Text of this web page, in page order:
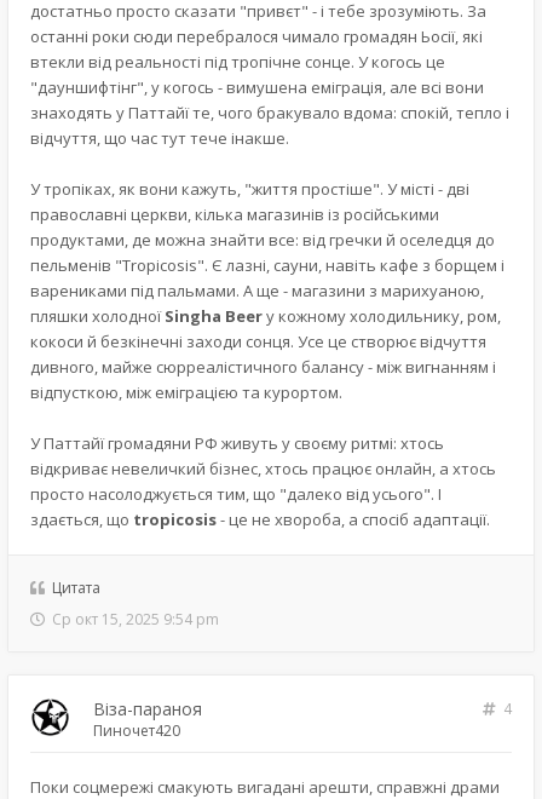
достатньо просто сказати "привєт" - і тебе зрозуміють. За
останні роки сюди перебралося чимало громадян Ьосії, які
втекли від реальності під тропічне сонце. У когось це
"дауншифтінг", у когось - вимушена еміграція, але всі вони
знаходять у Паттайї те, чого бракувало вдома: спокій, тепло і
відчуття, що час тут тече інакше.
У тропіках, як вони кажуть, "життя простіше". У місті - дві
православні церкви, кілька магазинів із російськими
продуктами, де можна знайти все: від гречки й оселедця до
пельменів "Tropicosis". Є лазні, сауни, навіть кафе з борщем і
варениками під пальмами. А ще - магазини з марихуаною,
пляшки холодноїSingha Beerу кожному холодильнику, ром,
кокоси й безкінечні заходи сонця. Усе це створює відчуття
дивного, майже сюрреалістичного балансу - між вигнанням і
відпусткою, між еміграцією та курортом.
У Паттайї громадяни РФ живуть у своєму ритмі: хтось
відкриває невеличкий бізнес, хтось працює онлайн, а хтось
просто насолоджується тим, що "далеко від усього". І
здається, що tropicosis- це не хвороба, а спосіб адаптації.
Цитата
Ср окт 15, 2025 9:54 pm
Віза-параноя
4
Пиночет420
Поки соцмережі смакують вигадані арешти, справжні драми